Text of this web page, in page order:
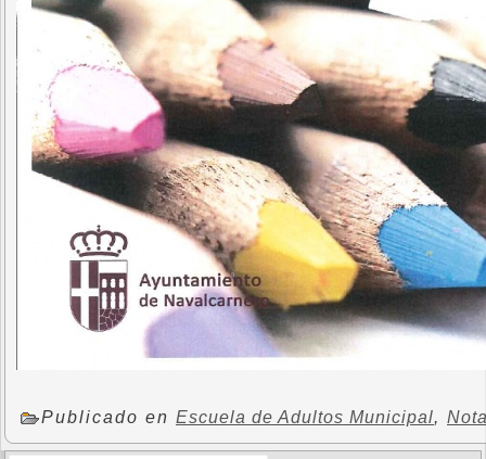
Publicado en Escuela de Adultos Municipal,